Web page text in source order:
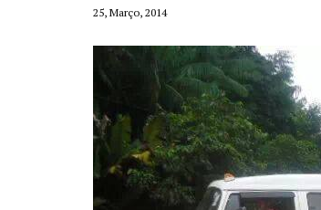
25, Março, 2014